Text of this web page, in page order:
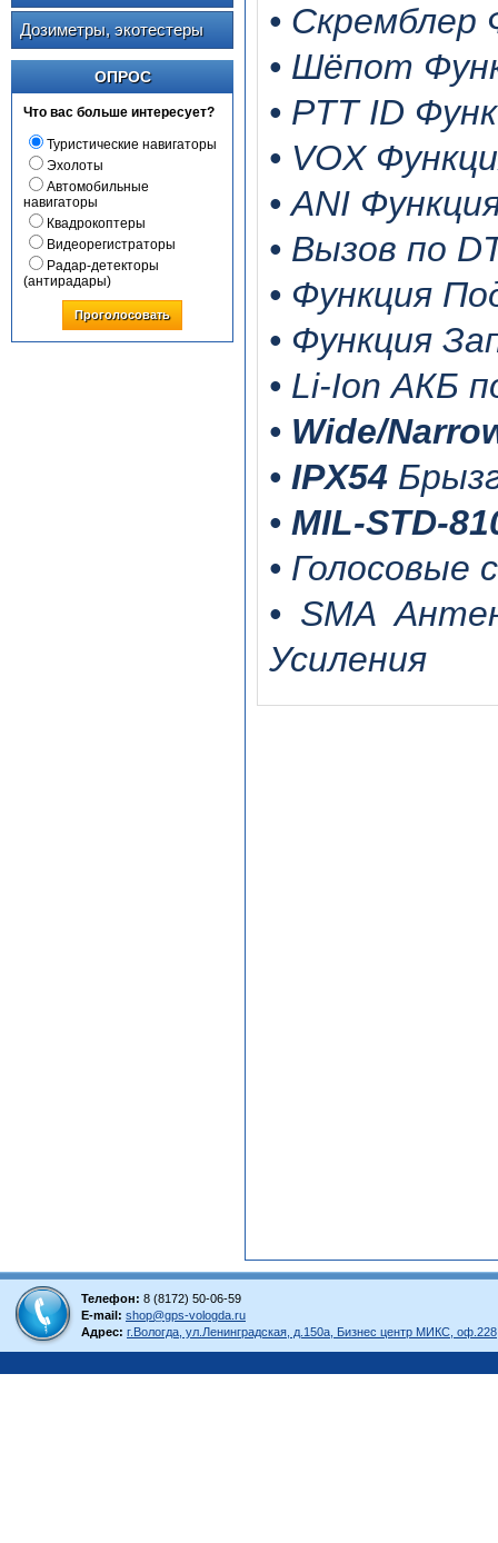
Дозиметры, экотестеры
ОПРОС
Что вас больше интересует?
Туристические навигаторы
Эхолоты
Автомобильные
навигаторы
Квадрокоптеры
Видеорегистраторы
Радар-детекторы
(антирадары)
Проголосовать
• Скремблер
• Шёпот
• PTT ID
• VOX
• ANI
• Вызов по
• Функция
• Функция
• Li-Ion АКБ
• Wide/
• IPX54
• MIL-STD-
• Голосовые
• SMA
Усиления
Телефон: 8 (8172) 50-06-59
E-mail: shop@gps-vologda.ru
Адрес: г.Вологда, ул.Ленинградская, д.150а, Бизнес центр МИКС, оф.228